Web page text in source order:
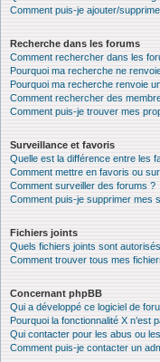
Comment puis-je ajouter/
Recherche dans les forums
Comment rechercher dans les
Pourquoi ma recherche ne
Pourquoi ma recherche renvoie
Comment rechercher des
Comment puis-je trouver mes
Surveillance et favoris
Quelle est la différence entre les
Comment mettre en favoris ou
Comment surveiller des forums ?
Comment puis-je supprimer mes
Fichiers joints
Quels fichiers joints sont
Comment trouver tous mes
Concernant phpBB
Qui a développé ce logiciel de
Pourquoi la fonctionnalité X n’est
Qui contacter pour les abus ou
Comment puis-je contacter un